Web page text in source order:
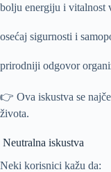
bolju energiju i vitalnost
osećaj sigurnosti i
prirodniji odgovor
👉 Ova iskustva se
života.
Neutralna iskustva
Neki korisnici kažu da: